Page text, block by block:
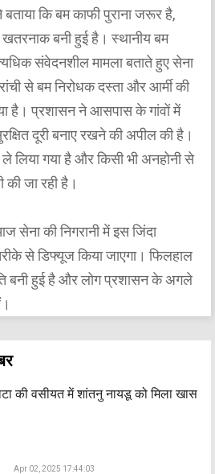
कि बम काफी पुराना जरूर है,
बनी हुई है। स्थानीय बम
संवेदनशील मामला बताते हुए सेना
से बम निरोधक दस्ता और आर्मी की
है। प्रशासन ने आसपास के गांवों में
दूरी बनाए रखने की अपील की है।
लिया गया है और किसी भी अनहोनी से
की जा रही है।
सेना की निगरानी में इस जिंदा
से डिफ्यूज किया जाएगा। फिलहाल
बनी हुई है और लोग प्रशासन के अगले
की वसीयत में शांतनु नायडू को मिला खास
Apr 02, 2025 17:44:03